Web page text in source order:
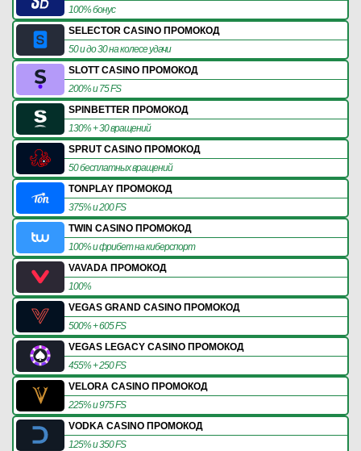
100% бонус
SELECTOR CASINO ПРОМОКОД
50 и до 30 на колесе удачи
SLOTT CASINO ПРОМОКОД
200% и 75 FS
SPINBETTER ПРОМОКОД
130% + 30 вращений
SPRUT CASINO ПРОМОКОД
50 бесплатных вращений
TONPLAY ПРОМОКОД
375% и 200 FS
TWIN CASINO ПРОМОКОД
100% и фрибет на киберспорт
VAVADA ПРОМОКОД
100%
VEGAS GRAND CASINO ПРОМОКОД
500% + 605 FS
VEGAS LEGACY CASINO ПРОМОКОД
455% + 250 FS
VELORA CASINO ПРОМОКОД
225% и 975 FS
VODKA CASINO ПРОМОКОД
125% и 350 FS